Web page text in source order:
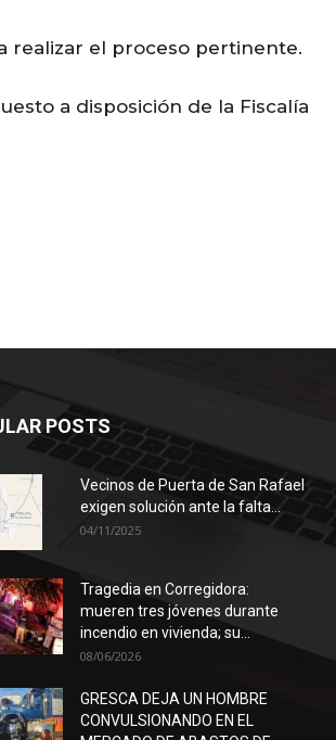
realizar el proceso pertinente.
a disposición de la Fiscalía
POSTS
Vecinos de Puerta de San Rafael
exigen solución ante la falta...
04/11/2025
Tragedia en Corregidora:
mueren tres jóvenes durante
incendio en vivienda; su...
08/06/2026
GRESCA DEJA UN HOMBRE
CONVULSIONANDO EN EL